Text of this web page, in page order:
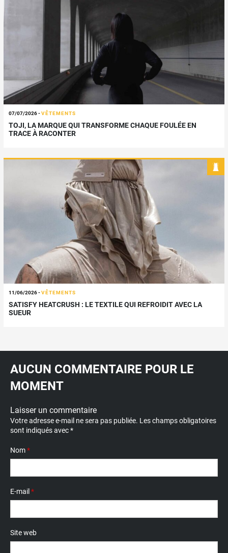
07/07/2026-VÊTEMENTS
TOJI, LA MARQUE QUI TRANSFORME CHAQUE FOULÉE EN
TRACE À RACONTER
11/06/2026-VÊTEMENTS
SATISFY HEATCRUSH : LE TEXTILE QUI REFROIDIT AVEC LA
SUEUR
AUCUN COMMENTAIRE POUR LE
MOMENT
Laisser un commentaire
Votre adresse e-mail ne sera pas publiée. Les champs obligatoires
sont indiqués avec*
Nom*
E-mail *
Site web